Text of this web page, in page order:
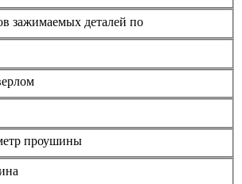
зажимаемых деталей по
проушины